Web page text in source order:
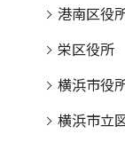
港南区役
栄区役所
横浜市役
横浜市立